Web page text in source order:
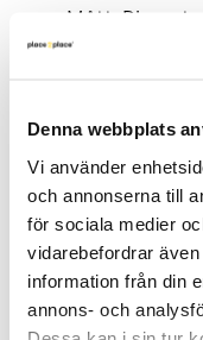
Denna webbplats
Vi använder
och annonserna till
för sociala medier
vidarebefordrar
information från din
annons- och
Mått:
Skick: 3/5
Mer om Touch
Papperskorgen
idealisk för större
tack vare dess
smarta
användning med